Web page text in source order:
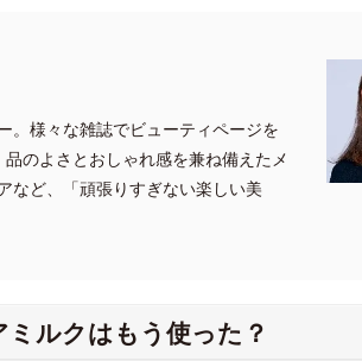
。様々な雑誌でビューティページを
のよさとおしゃれ感を兼ね備えたメ
など、「頑張りすぎない楽しい美
ルクはもう使った？